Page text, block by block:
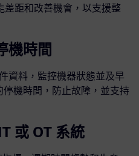
差距和改善機會，以支援整
機時間
資料，監控機器狀態並及早
機時間，防止故障，並支持
或 OT 系統